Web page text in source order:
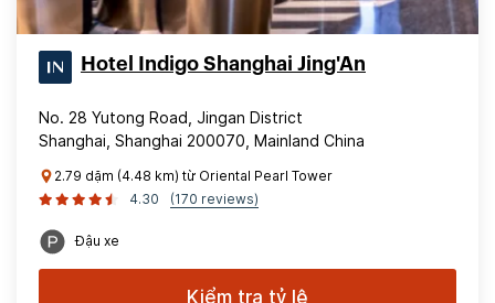
Hotel Indigo Shanghai Jing'An
No. 28 Yutong Road, Jingan District
Shanghai, Shanghai 200070, Mainland China
2.79 dặm (4.48 km) từ Oriental Pearl Tower
4.30
(170 reviews)
Đậu xe
Kiểm tra tỷ lệ